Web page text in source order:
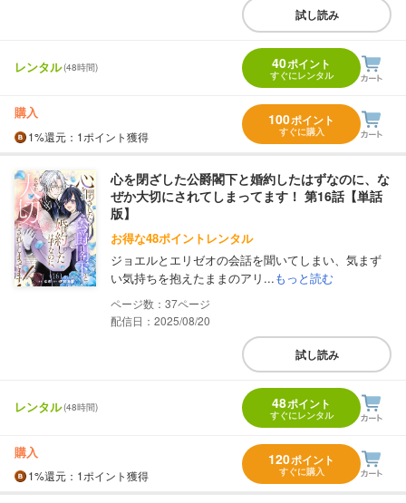
試し読み
レンタル(48時間) 40ポイント
すぐにレンタル
購入
1%還元 ：1ポイント獲得
100ポイント
すぐに購入
心を閉ざした公爵閣下と婚約したはずなのに、な
ぜか大切にされてしまってます！ 第16話【単話
版】
お得な48ポイントレンタル
ジョエルとエリゼオの会話を聞いてしまい、気まず
い気持ちを抱えたままのアリ...もっと読む
37
配信日：2025/08/20
試し読み
レンタル(48時間) 48ポイント
すぐにレンタル
購入
1%還元 ：1ポイント獲得
120ポイント
すぐに購入